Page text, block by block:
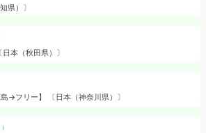
県）〕
本（秋田県）〕
→フリー】 〔日本（神奈川県）〕